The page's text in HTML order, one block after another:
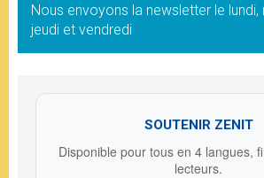
Nous envoyons la newsletter le lundi,
jeudi et vendredi
SOUTENIR ZENIT
Disponible pour tous en 4 langues,
lecteurs.